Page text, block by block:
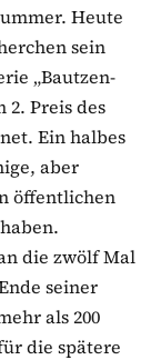
Heute
sein
„Bautzen-
2. Preis des
Ein halbes
aber
öffentlichen
die zwölf Mal
seiner
als 200
die spätere